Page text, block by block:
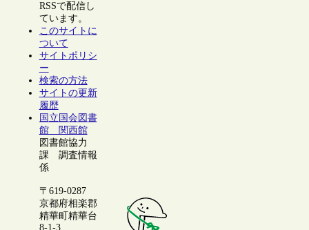
RSSで配信し
ています。
このサイトに
ついて
サイトポリシ
ー
検索の方法
サイトの更新
履歴
国立国会図書
館 関西館
図書館協力
課 調査情報
係
〒619-0287
京都府相楽郡
精華町精華台
8-1-3